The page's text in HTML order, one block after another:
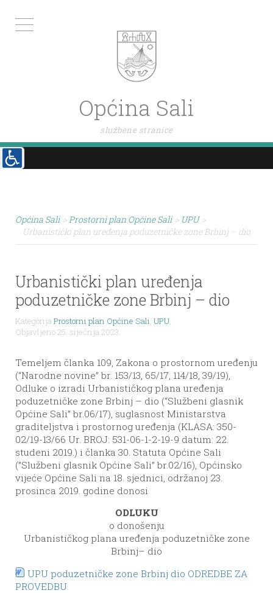
Općina Sali
službene stranice
Općina Sali > Prostorni plan Općine Sali > UPU>
Urbanistički plan uređenja poduzetničke zone Brbinj – dio
Urbanistički plan uređenja
poduzetničke zone Brbinj – dio
KategorijaProstorni plan Općine Sali, UPU,
Objavljeno 25. siječnja 2023.
Temeljem članka 109, Zakona o prostornom uređenju
(“Narodne novine” br. 153/13, 65/17, 114/18, 39/19),
Odluke o izradi Urbanističkog plana uređenja
poduzetničke zone Brbinj – dio (“Službeni glasnik
Općine Sali” br.06/17), suglasnost Ministarstva
graditeljstva i prostornog uređenja (KLASA: 350-
02/19-13/66 Ur. BROJ: 531-06-1-2-19-9 datum: 22.
studeni 2019.) i članka 30. Statuta Općine Sali
(”Službeni glasnik Općine Sali” br.02/16), Općinsko
vijeće Općine Sali na 18. sjednici, održanoj 23.
prosinca 2019. godine donosi
ODLUKU
o donošenju
Urbanističkog plana uređenja poduzetničke zone
Brbinj– dio
UPU poduzetničke zone Brbinj dio ODREDBE ZA
PROVEDBU